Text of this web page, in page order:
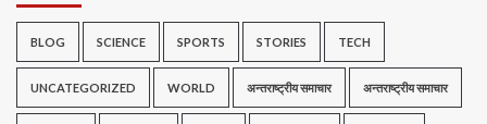
BLOG SCIENCE SPORTS STORIES TECH
UNCATEGORIZED WORLD अन्तराष्ट्रीय समाचार अन्तराष्ट्रीय समाचार